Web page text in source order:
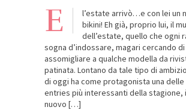
E
l’estate arrivò…e con lei un
bikini! Eh già, proprio lui, il
dell’estate, quello che ogni
sogna d’indossare, magari cercando di
assomigliare a qualche modella da
patinata. Lontano da tale tipo di
di oggi ha come protagonista una delle
entries più interessanti della stagione,
nuovo […]